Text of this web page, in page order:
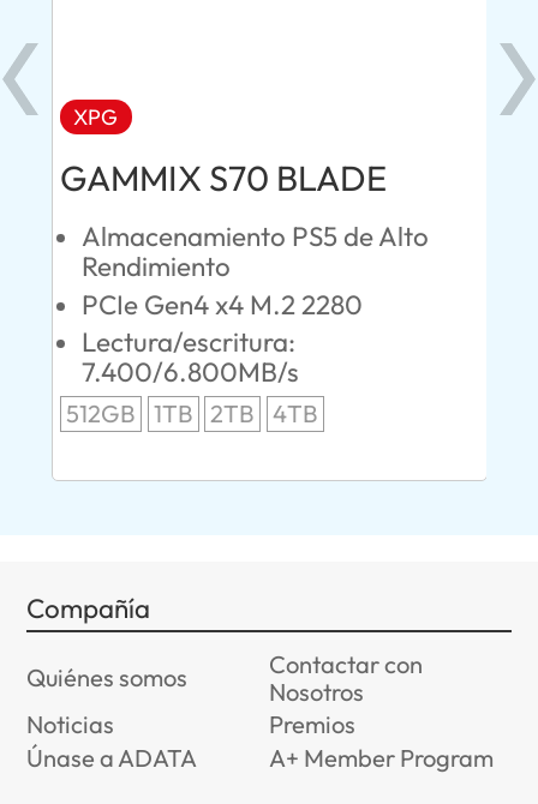
XPG
GAMMIX S70 BLADE
Almacenamiento PS5 de Alto
Rendimiento
PCIe Gen4 x4 M.2 2280
Lectura/escritura:
7.400/6.800MB/s
512GB 1TB 2TB 4TB
Compañía
Quiénes somos
Contactar con
Nosotros
Noticias
Premios
Únase a ADATA
A+ Member Program